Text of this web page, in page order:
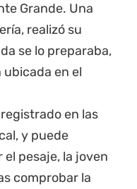
Grande. Una
realizó su
se lo preparaba,
ubicada en el
en las
y puede
pesaje, la joven
comprobar la